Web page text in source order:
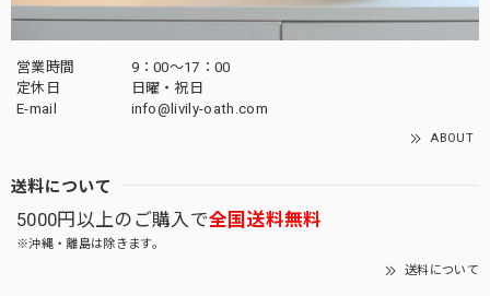
営業時間
9：00～17：00
定休日
日曜・祝日
E-mail
info@livily-oath.com
ABOUT
送料について
5000円以上のご購入で全国送料無料
※沖縄・離島は除きます。
送料について